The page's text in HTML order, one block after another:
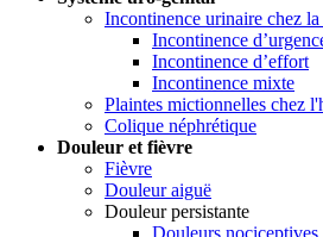
Incontinence urinaire chez
Incontinence
Incontinence d’effort
Incontinence mixte
Plaintes mictionnelles chez
Colique néphrétique
Douleur et fièvre
Fièvre
Douleur aiguë
Douleur persistante
Douleurs nociceptives